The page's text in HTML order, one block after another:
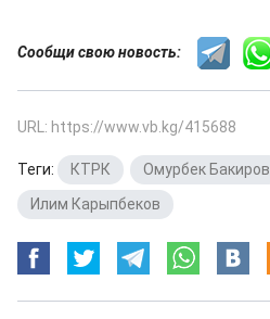
Сообщи свою новость:
URL: https://www.vb.kg/415688
Теги: КТРК Омурбек Бакиров
Илим Карыпбеков